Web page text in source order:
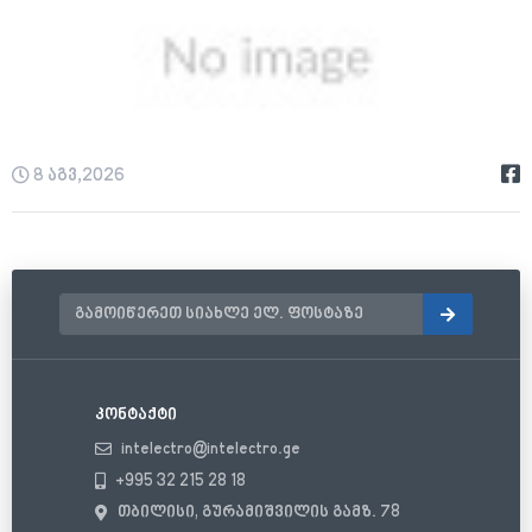
8 აგვ,2026
კონტაქტი
intelectro@intelectro.ge
+995 32 215 28 18
თბილისი, გურამიშვილის გამზ. 78